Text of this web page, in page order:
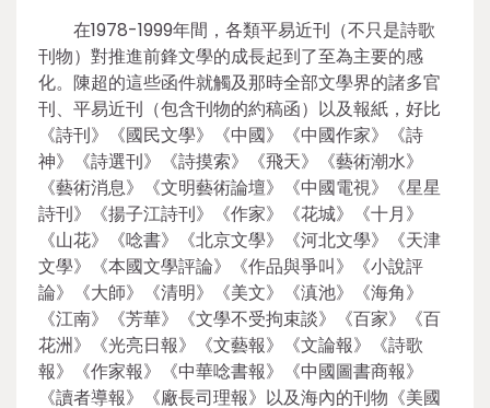
在1978-1999年間，各類平易近刊（不只是詩歌
刊物）對推進前鋒文學的成長起到了至為主要的感
化。陳超的這些函件就觸及那時全部文學界的諸多官
刊、平易近刊（包含刊物的約稿函）以及報紙，好比
《詩刊》《國民文學》《中國》《中國作家》《詩
神》《詩選刊》《詩摸索》《飛天》《藝術潮水》
《藝術消息》《文明藝術論壇》《中國電視》《星星
詩刊》《揚子江詩刊》《作家》《花城》《十月》
《山花》《唸書》《北京文學》《河北文學》《天津
文學》《本國文學評論》《作品與爭叫》《小說評
論》《大師》《清明》《美文》《滇池》《海角》
《江南》《芳華》《文學不受拘束談》《百家》《百
花洲》《光亮日報》《文藝報》《文論報》《詩歌
報》《作家報》《中華唸書報》《中國圖書商報》
《讀者導報》《廠長司理報》以及海內的刊物《美國